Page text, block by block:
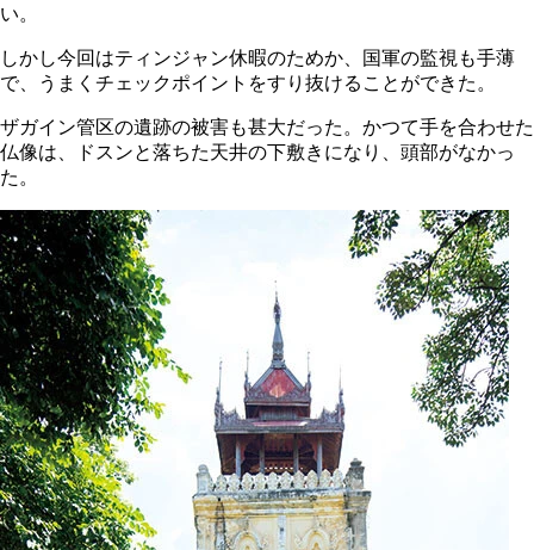
い。
しかし今回はティンジャン休暇のためか、国軍の監視も手薄
で、うまくチェックポイントをすり抜けることができた。
ザガイン管区の遺跡の被害も甚大だった。かつて手を合わせた
仏像は、ドスンと落ちた天井の下敷きになり、頭部がなかっ
た。